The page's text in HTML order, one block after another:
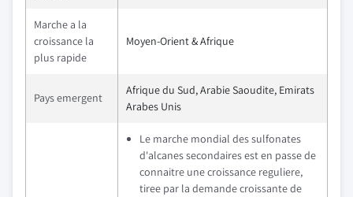
Marche a la
croissance la
plus rapide
Moyen-Orient & Afrique
Pays emergent
Afrique du Sud, Arabie Saoudite, Emirats
Arabes Unis
Le marche mondial des sulfonates
d'alcanes secondaires est en passe de
connaitre une croissance reguliere,
tiree par la demande croissante de